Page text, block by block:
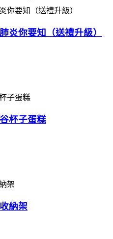
炎你要知（送禮升級）
杯子蛋糕
納架